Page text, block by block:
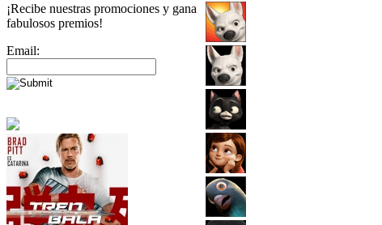
¡Recibe nuestras promociones y gana
fabulosos premios!
Email: